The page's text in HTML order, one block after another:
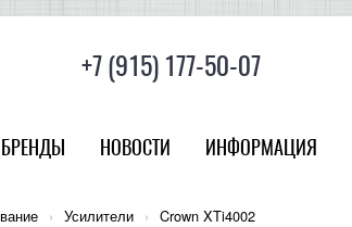
+7 (915) 177-50-07
БРЕНДЫ НОВОСТИ ИНФОРМАЦИЯ
› Усилители › Crown XTi4002